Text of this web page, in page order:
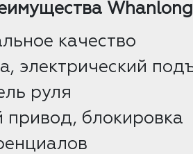
качество
электрический
руля
привод, блокировка